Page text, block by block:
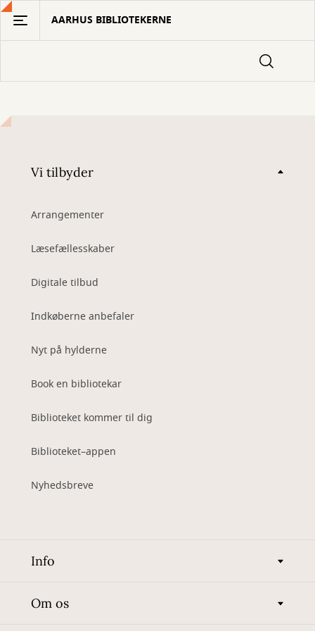
Gå
hovedindhold
AARHUS BIBLIOTEKERNE
Vi tilbyder
Arrangementer
Læsefællesskaber
Digitale tilbud
Indkøberne anbefaler
Nyt på hylderne
Book en bibliotekar
Biblioteket kommer til dig
Biblioteket–appen
Nyhedsbreve
Info
Om os